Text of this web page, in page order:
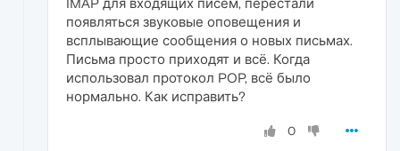
появляться звуковые оповещения и
всплывающие сообщения о новых письмах.
Письма просто приходят и всё. Когда
использовал протокол POP, всё было
нормально. Как исправить?
0